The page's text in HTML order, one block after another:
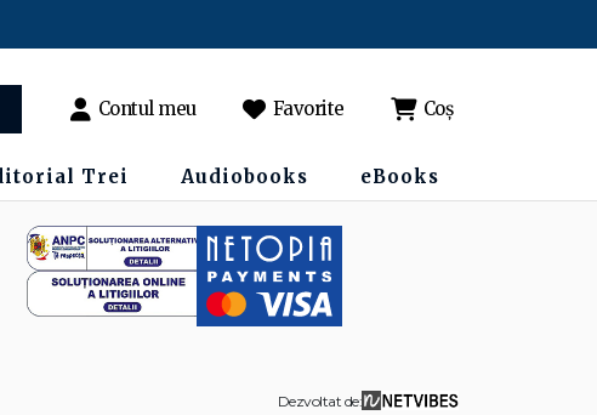
Contul meu Favorite Coș
Trei Audiobooks eBooks
Dezvoltat de: